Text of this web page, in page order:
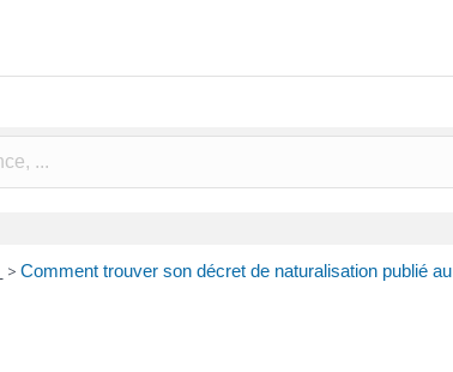
> Comment trouver son décret de naturalisation publié